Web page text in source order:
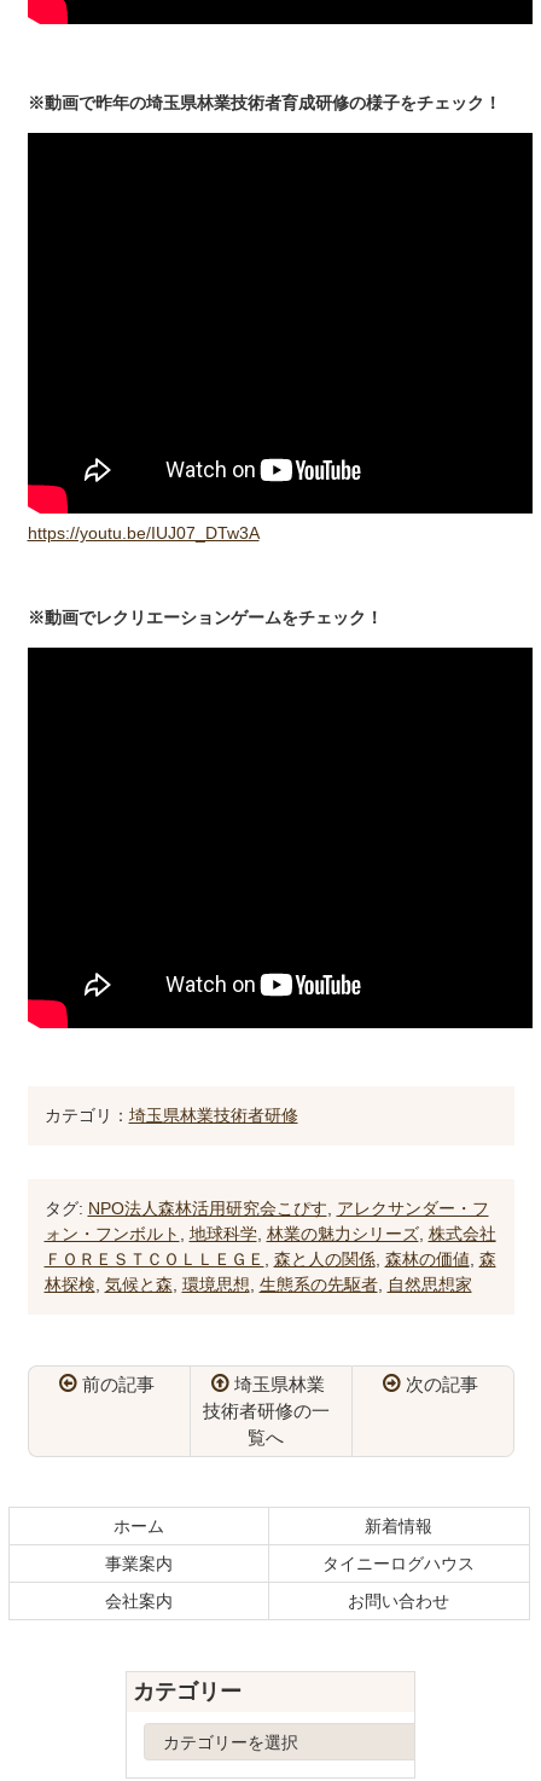
※動画で昨年の埼玉県林業技術者育成研修の様子をチェック！
https://youtu.be/IUJ07_DTw3A
※動画でレクリエーションゲームをチェック！
カテゴリ： 埼玉県林業技術者研修
タグ: NPO法人森林活用研究会こぴす, アレクサンダー・フ
ォン・フンボルト , 地球科学, 林業の魅力シリーズ, 株式会社
ＦＯＲＥＳＴＣＯＬＬＥＧＥ , 森と人の関係, 森林の価値, 森
林探検, 気候と森, 環境思想, 生態系の先駆者, 自然思想家
前の記事
埼玉県林業
技術者研修の一
覧へ
次の記事
ン
文
の
へ
ホーム
新着情報
事業案内
タイニーログハウス
会社案内
お問い合わせ
カテゴリー